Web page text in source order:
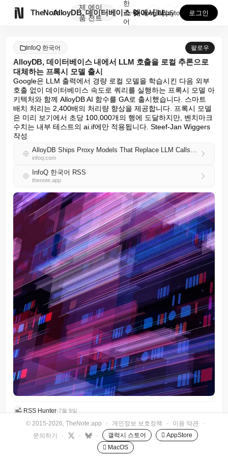
TheNote
제
품
에이
전트
AlloyDB, 데이터베이스 내에서 LLM 호출을 로컬...
한
국
어
GooglePlay
 AppStore 로그인
InfoQ 한국어 팔로우
AlloyDB, 데이터베이스 내에서 LLM 호출을 로컬 추론으로
대체하는 프록시 모델 출시
Google은 LLM 출력에서 경량 로컬 모델을 학습시킨 다음 외부
호출 없이 데이터베이스 속도로 쿼리를 실행하는 프록시 모델 아
키텍처와 함께 AlloyDB AI 함수를 GA로 출시했습니다. 스마트
배치 처리는 2,400배의 처리량 향상을 제공합니다. 프록시 모델
은 미리 보기에서 초당 100,000개의 행에 도달하지만, 벤치마크
수치는 내부 테스트의 ai.if에만 적용됩니다. Steef-Jan Wiggers
작성
AlloyDB Ships Proxy Models That Replace LLM Calls with Local Inference Inside the Database
infoq.com
InfoQ 한국어 RSS
thenote.app
RSS Hunter•7월 9일
© 2015-2026, TheNote.app · 개인정보 보호정책 · 이용 약관
·
문의하기
· · · 갤럭시 스토어
 AppStore
 MacOS